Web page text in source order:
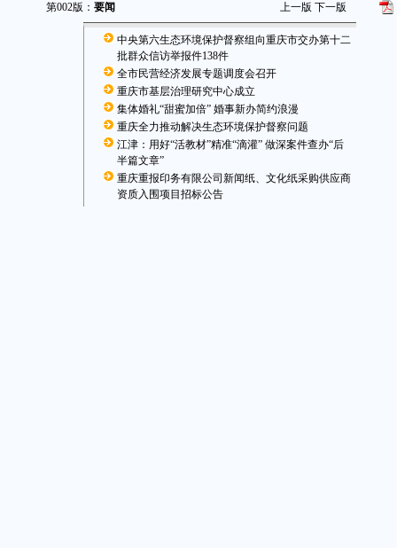
第002版： 要闻 上一版 下一版
中央第六生态环境保护督察组向重庆市交办第十二
批群众信访举报件138件
全市民营经济发展专题调度会召开
重庆市基层治理研究中心成立
集体婚礼“甜蜜加倍” 婚事新办简约浪漫
重庆全力推动解决生态环境保护督察问题
江津：用好“活教材”精准“滴灌” 做深案件查办“后
半篇文章”
重庆重报印务有限公司新闻纸、文化纸采购供应商
资质入围项目招标公告